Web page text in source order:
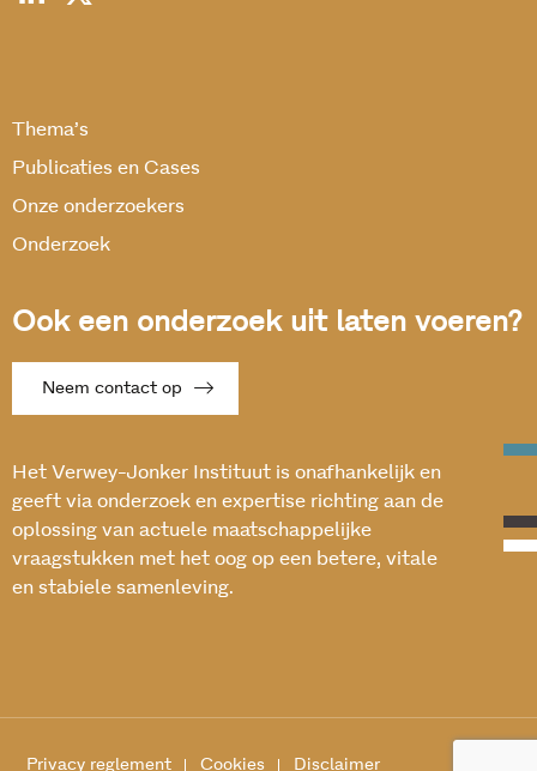
Thema’s
Publicaties en Cases
Onze onderzoekers
Onderzoek
Ook een onderzoek uit laten voeren?
Neem contact op
Het Verwey-Jonker Instituut is onafhankelijk en
geeft via onderzoek en expertise richting aan de
oplossing van actuele maatschappelijke
vraagstukken met het oog op een betere, vitale
en stabiele samenleving.
Privacy reglement Cookies Disclaimer